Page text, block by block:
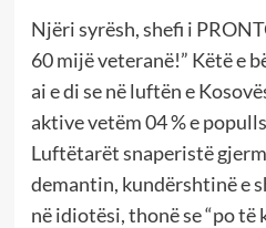
Njëri syrësh, shefi i
60 mijë veteranë!” Këtë e
ai e di se në luftën e
aktive vetëm 04 % e
Luftëtarët snaperistë
demantin, kundërshtinë e
në idiotësi, thonë se “po